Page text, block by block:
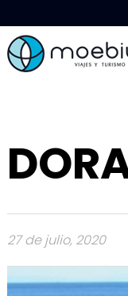
27 de julio, 2020